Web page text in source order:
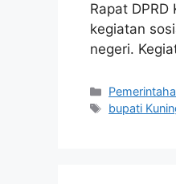
Rapat
kegiatan
negeri.
Kategori
Tag
bupati